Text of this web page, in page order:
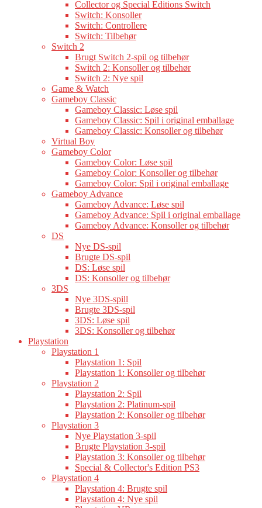
Collector og Special Editions Switch
Switch: Konsoller
Switch: Controllere
Switch: Tilbehør
Switch 2
Brugt Switch 2-spil og tilbehør
Switch 2: Konsoller og tilbehør
Switch 2: Nye spil
Game & Watch
Gameboy Classic
Gameboy Classic: Løse spil
Gameboy Classic: Spil i original emballage
Gameboy Classic: Konsoller og tilbehør
Virtual Boy
Gameboy Color
Gameboy Color: Løse spil
Gameboy Color: Konsoller og tilbehør
Gameboy Color: Spil i original emballage
Gameboy Advance
Gameboy Advance: Løse spil
Gameboy Advance: Spil i original emballage
Gameboy Advance: Konsoller og tilbehør
DS
Nye DS-spil
Brugte DS-spil
DS: Løse spil
DS: Konsoller og tilbehør
3DS
Nye 3DS-spill
Brugte 3DS-spil
3DS: Løse spil
3DS: Konsoller og tilbehør
Playstation
Playstation 1
Playstation 1: Spil
Playstation 1: Konsoller og tilbehør
Playstation 2
Playstation 2: Spil
Playstation 2: Platinum-spil
Playstation 2: Konsoller og tilbehør
Playstation 3
Nye Playstation 3-spil
Brugte Playstation 3-spil
Playstation 3: Konsoller og tilbehør
Special & Collector's Edition PS3
Playstation 4
Playstation 4: Brugte spil
Playstation 4: Nye spil